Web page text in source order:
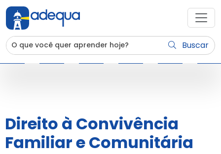
Buscar
Direito à Convivência
Familiar e Comunitária